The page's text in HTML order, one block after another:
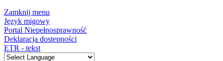
Zamknij menu
Język migowy
Portal Niepełnosprawność
Deklaracja dostępności
ETR - tekst